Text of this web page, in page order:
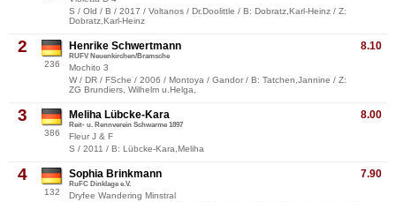
S / Old / B / 2017 / Voltanos / Dr.Doolittle / B: Dobratz,Karl-Heinz / Z:
Dobratz,Karl-Heinz
2
236
8.10
Henrike Schwertmann
RUFV Neuenkirchen/Bramsche
Mochito 3
W / DR / FSche / 2006 / Montoya / Gandor / B: Tatchen,Jannine / Z:
ZG Brundiers, Wilhelm u.Helga,
3
386
8.00
Meliha Lübcke-Kara
Reit- u. Rennverein Schwarme 1897
Fleur J & F
S / 2011 / B: Lübcke-Kara,Meliha
4
132
7.90
Sophia Brinkmann
RuFC Dinklage e.V.
Dryfee Wandering Minstral